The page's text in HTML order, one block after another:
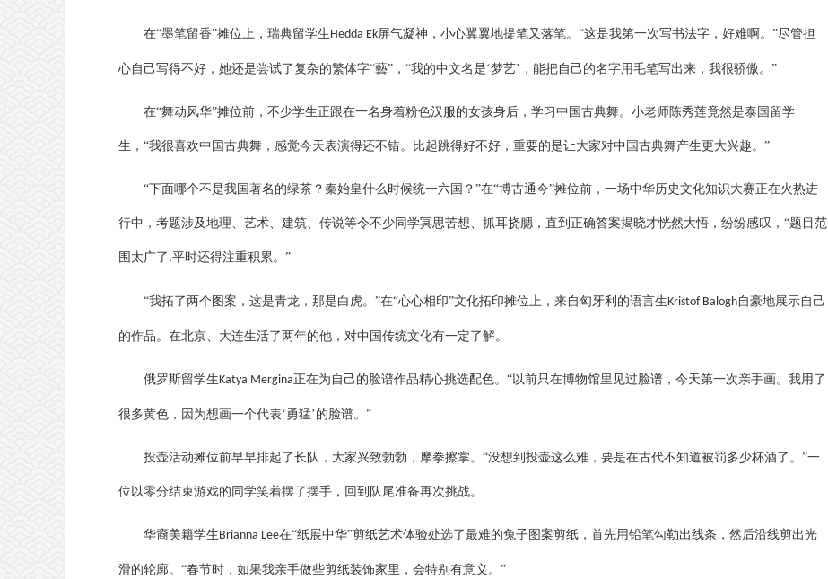
在“墨笔留香”摊位上，瑞典留学生Hedda Ek屏气凝神，小心翼翼地提笔又落笔。“这是我第一次写书法字，好难啊。”尽管担
心自己写得不好，她还是尝试了复杂的繁体字“藝”，“我的中文名是‘梦艺’，能把自己的名字用毛笔写出来，我很骄傲。”
在“舞动风华”摊位前，不少学生正跟在一名身着粉色汉服的女孩身后，学习中国古典舞。小老师陈秀莲竟然是泰国留学
生，“我很喜欢中国古典舞，感觉今天表演得还不错。比起跳得好不好，重要的是让大家对中国古典舞产生更大兴趣。”
“下面哪个不是我国著名的绿茶？秦始皇什么时候统一六国？”在“博古通今”摊位前，一场中华历史文化知识大赛正在火热进
行中，考题涉及地理、艺术、建筑、传说等令不少同学冥思苦想、抓耳挠腮，直到正确答案揭晓才恍然大悟，纷纷感叹，“题目范
围太广了 ,平时还得注重积累。”
“我拓了两个图案，这是青龙，那是白虎。”在“心心相印”文化拓印摊位上，来自匈牙利的语言生Kristof Balogh自豪地展示自己
的作品。在北京、大连生活了两年的他，对中国传统文化有一定了解。
俄罗斯留学生Katya Mergina正在为自己的脸谱作品精心挑选配色。“以前只在博物馆里见过脸谱，今天第一次亲手画。我用了
很多黄色，因为想画一个代表‘勇猛’的脸谱。”
投壶活动摊位前早早排起了长队，大家兴致勃勃，摩拳擦掌。 “没想到投壶这么难，要是在古代不知道被罚多少杯酒了。”一
位以零分结束游戏的同学笑着摆了摆手，回到队尾准备再次挑战。
华裔美籍学生Brianna Lee在“纸展中华”剪纸艺术体验处选了最难的兔子图案剪纸，首先用铅笔勾勒出线条，然后沿线剪出光
滑的轮廓。“春节时，如果我亲手做些剪纸装饰家里，会特别有意义。”